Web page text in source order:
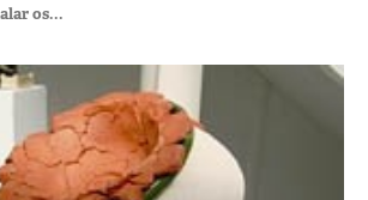
os...